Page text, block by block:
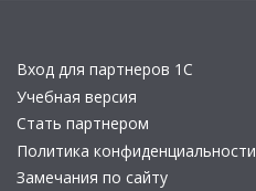
Вход для партнеров 1С
Учебная версия
Стать партнером
Политика конфиденциальности
Замечания по сайту